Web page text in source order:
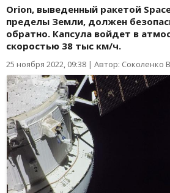
Orion, выведенный ракетой
пределы Земли, должен
обратно. Капсула войдет в
скоростью 38 тыс км/ч.
25 ноября 2022, 09:38 | Автор: Соколенко